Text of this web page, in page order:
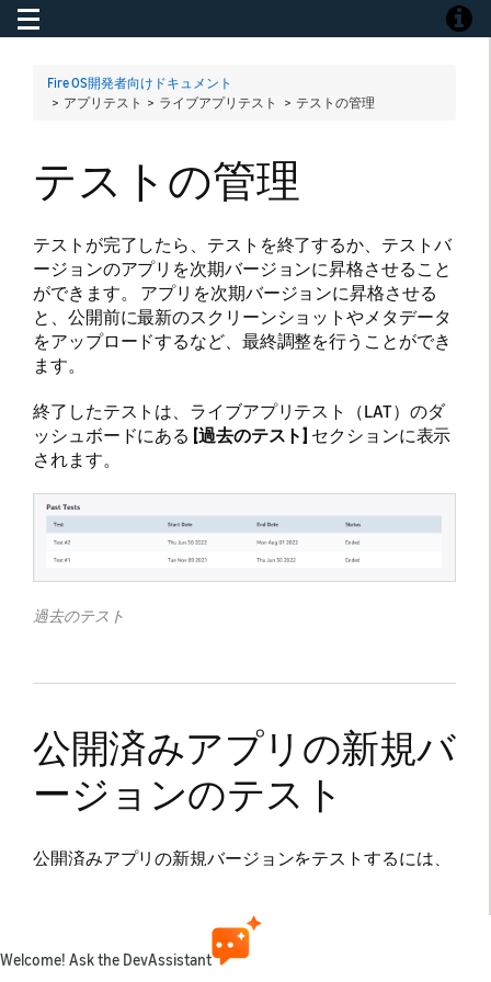
Toggle navigation
Fire OS開発者向けドキュメント
> アプリテスト > ライブアプリテスト > テストの管理
テストの管理
テストが完了したら、テストを終了するか、テストバ
ージョンのアプリを次期バージョンに昇格させること
ができます。 アプリを次期バージョンに昇格させる
と、公開前に最新のスクリーンショットやメタデータ
をアップロードするなど、最終調整を行うことができ
ます。
終了したテストは、ライブアプリテスト（LAT）のダ
ッシュボードにある [過去のテスト] セクションに表示
されます。
過去のテスト
公開済みアプリの新規バ
ージョンのテスト
公開済みアプリの新規バージョンをテストするには、
します。公開済みアプリのテストバージョンを初めて
作成するときには、公開中のバージョンのバイナリフ
Welcome! Ask the DevAssistant